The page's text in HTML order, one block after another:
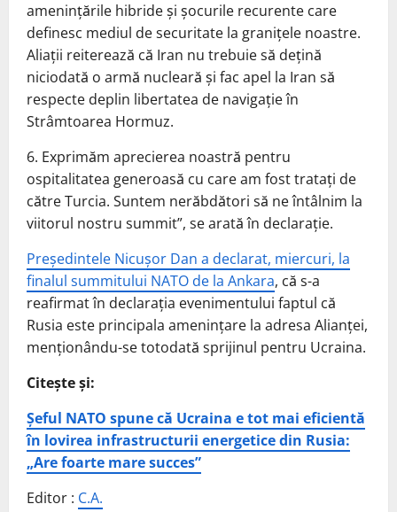
ameninţările hibride şi şocurile recurente care
definesc mediul de securitate la graniţele noastre.
Aliaţii reiterează că Iran nu trebuie să deţină
niciodată o armă nucleară şi fac apel la Iran să
respecte deplin libertatea de navigaţie în
Strâmtoarea Hormuz.
6. Exprimăm aprecierea noastră pentru
ospitalitatea generoasă cu care am fost trataţi de
către Turcia. Suntem nerăbdători să ne întâlnim la
viitorul nostru summit”, se arată în declaraţie.
Preşedintele Nicuşor Dan a declarat, miercuri, la
finalul summitului NATO de la Ankara, că s-a
reafirmat în declaraţia evenimentului faptul că
Rusia este principala ameninţare la adresa Alianţei,
menţionându-se totodată sprijinul pentru Ucraina.
Citește și:
Șeful NATO spune că Ucraina e tot mai eficientă
în lovirea infrastructurii energetice din Rusia:
„Are foarte mare succes”
Editor : C.A.